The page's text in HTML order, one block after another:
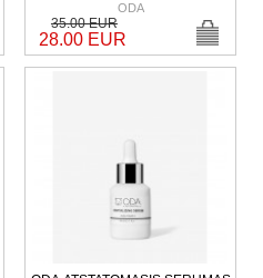
ODA
35.00 EUR
28.00 EUR